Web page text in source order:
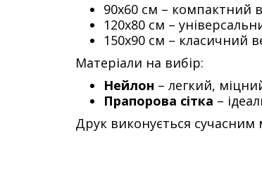
90х60 см – компактний
120х80 см –
150х90 см – класичний
Матеріали на вибір:
Нейлон – легкий,
Прапорова сітка –
Друк виконується